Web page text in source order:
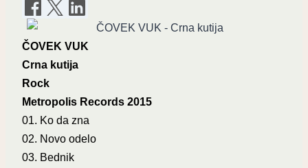
ČOVEK VUK
Crna kutija
Rock
Metropolis Records 2015
01. Ko da zna
02. Novo odelo
03. Bednik